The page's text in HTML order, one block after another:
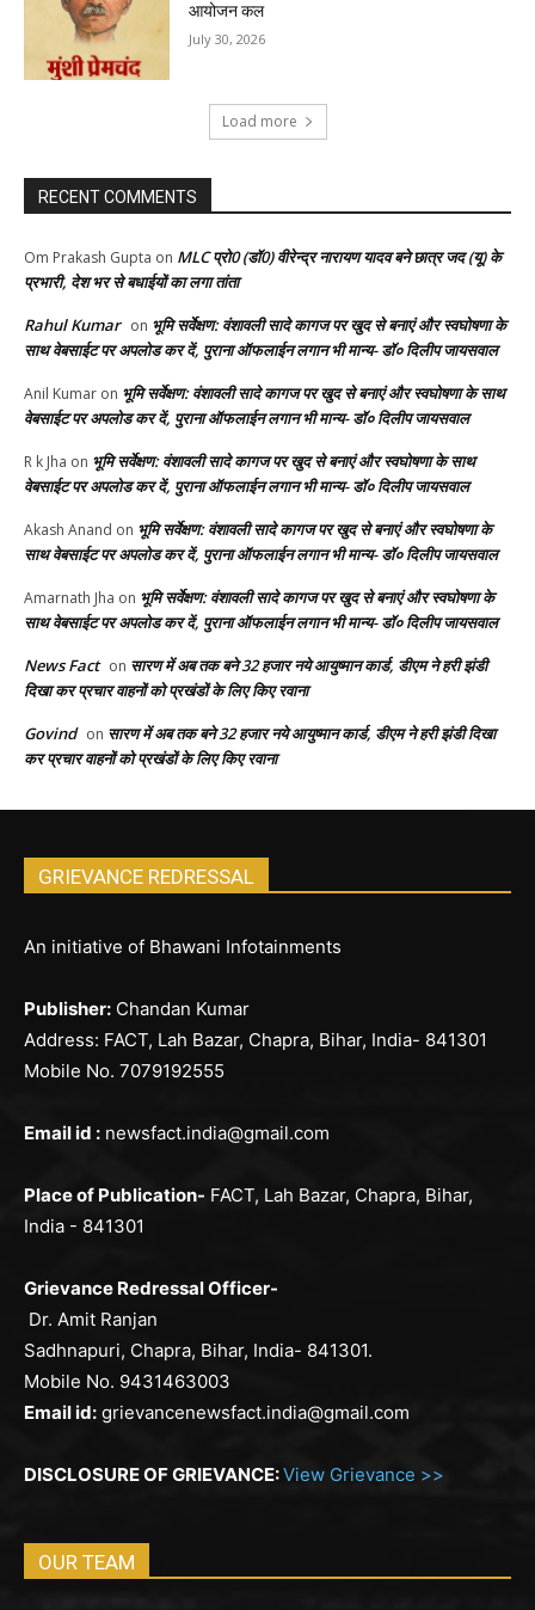
आयोजन कल
July 30, 2026
Load more
RECENT COMMENTS
Om Prakash Gupta on MLC प्रो0 (डॉ0) वीरेन्द्र नारायण यादव बने छात्र जद (यू) के
प्रभारी, देश भर से बधाईयों का लगा तांता
Rahul Kumar on भूमि सर्वेक्षण: वंशावली सादे कागज पर खुद से बनाएं और स्वघोषणा के
साथ वेबसाईट पर अपलोड कर दें, पुराना ऑफलाईन लगान भी मान्य- डॉ० दिलीप जायसवाल
Anil Kumar on भूमि सर्वेक्षण: वंशावली सादे कागज पर खुद से बनाएं और स्वघोषणा के साथ
वेबसाईट पर अपलोड कर दें, पुराना ऑफलाईन लगान भी मान्य- डॉ० दिलीप जायसवाल
R k Jha on भूमि सर्वेक्षण: वंशावली सादे कागज पर खुद से बनाएं और स्वघोषणा के साथ
वेबसाईट पर अपलोड कर दें, पुराना ऑफलाईन लगान भी मान्य- डॉ० दिलीप जायसवाल
Akash Anand on भूमि सर्वेक्षण: वंशावली सादे कागज पर खुद से बनाएं और स्वघोषणा के
साथ वेबसाईट पर अपलोड कर दें, पुराना ऑफलाईन लगान भी मान्य- डॉ० दिलीप जायसवाल
Amarnath Jha on भूमि सर्वेक्षण: वंशावली सादे कागज पर खुद से बनाएं और स्वघोषणा के
साथ वेबसाईट पर अपलोड कर दें, पुराना ऑफलाईन लगान भी मान्य- डॉ० दिलीप जायसवाल
News Fact on सारण में अब तक बने 32 हजार नये आयुष्मान कार्ड, डीएम ने हरी झंडी
दिखा कर प्रचार वाहनों को प्रखंडों के लिए किए रवाना
Govind on सारण में अब तक बने 32 हजार नये आयुष्मान कार्ड, डीएम ने हरी झंडी दिखा
कर प्रचार वाहनों को प्रखंडों के लिए किए रवाना
GRIEVANCE REDRESSAL
An initiative of Bhawani Infotainments
Publisher: Chandan Kumar
Address: FACT, Lah Bazar, Chapra, Bihar, India- 841301
Mobile No. 7079192555
Email id : newsfact.india@gmail.com
Place of Publication- FACT, Lah Bazar, Chapra, Bihar,
India - 841301
Grievance Redressal Officer-
Dr. Amit Ranjan
Sadhnapuri, Chapra, Bihar, India- 841301.
Mobile No. 9431463003
Email id: grievancenewsfact.india@gmail.com
DISCLOSURE OF GRIEVANCE:View Grievance >>
OUR TEAM